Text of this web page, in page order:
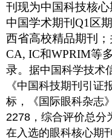
刊现为中国科技核心
中国学术期刊 Q1 区
西省高校精品期刊；
CA, IC和WPRIM等
录。 据中国科学技术
《中国科技期刊引证
标，《国际眼科杂志
2278，综合评价总分
在入选的眼科核心期